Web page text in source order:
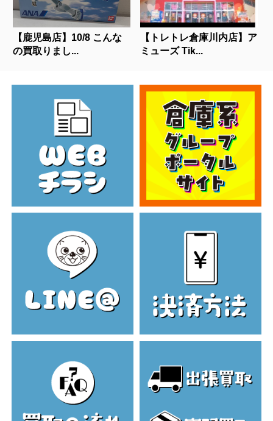
【鹿児島店】10/8 こんな
の買取りまし...
【トレトレ倉庫川内店】ア
ミューズ Tik...